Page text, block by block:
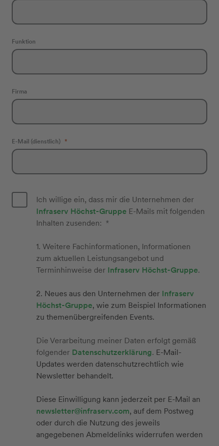
Funktion
Firma
E-Mail (dienstlich)
Ich willige ein, dass mir die Unternehmen der
Infraserv Höchst-Gruppe E-Mails mit folgenden
Inhalten zusenden:
1. Weitere Fachinformationen, Informationen
zum aktuellen Leistungsangebot und
Terminhinweise der Infraserv Höchst-Gruppe.
2. Neues aus den Unternehmen der Infraserv
Höchst-Gruppe, wie zum Beispiel Informationen
zu themenübergreifenden Events.
Die Verarbeitung meiner Daten erfolgt gemäß
folgender Datenschutzerklärung. E-Mail-
Updates werden datenschutzrechtlich wie
Newsletter behandelt.
Diese Einwilligung kann jederzeit per E-Mail an
newsletter@infraserv.com, auf dem Postweg
oder durch die Nutzung des jeweils
angegebenen Abmeldelinks widerrufen werden